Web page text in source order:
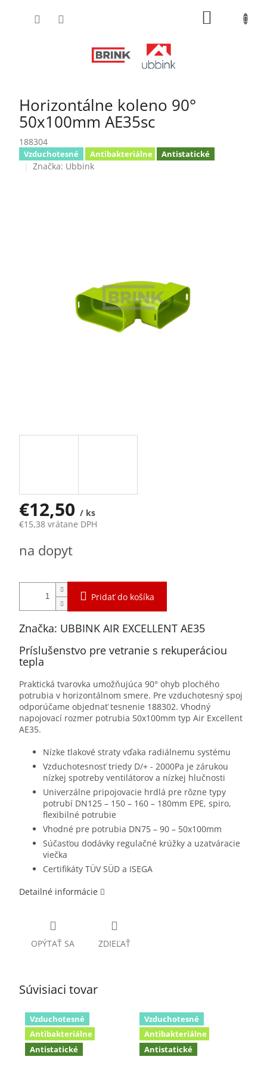
Horizontálne koleno 90°
50x100mm AE35sc
188304
Vzduchotesné Antibakteriálne Antistatické
Značka: Ubbink
€12,50/ ks
€15,38 vrátane DPH
cena:
na dopyt
Pridať do košíka
Značka: UBBINK AIR EXCELLENT AE35
Príslušenstvo pre vetranie s rekuperáciou
tepla
Praktická tvarovka umožňujúca 90° ohyb plochého
potrubia v horizontálnom smere. Pre vzduchotesný spoj
odporúčame objednať tesnenie 188302. Vhodný
napojovací rozmer potrubia 50x100mm typ Air Excellent
AE35.
Nízke tlakové straty vďaka radiálnemu systému
Vzduchotesnosť triedy D/+ - 2000Pa je zárukou
nízkej spotreby ventilátorov a nízkej hlučnosti
Univerzálne pripojovacie hrdlá pre rôzne typy
potrubí DN125 – 150 – 160 – 180mm EPE, spiro,
flexibilné potrubie
Vhodné pre potrubia DN75 – 90 – 50x100mm
Súčasťou dodávky regulačné krúžky a uzatváracie
viečka
Certifikáty TÜV SÜD a ISEGA
Detailné informácie
OPÝTAŤ SA ZDIEĽAŤ
Súvisiaci tovar
Vzduchotesné
Antibakteriálne
Antistatické
Vzduchotesné
Antibakteriálne
Antistatické